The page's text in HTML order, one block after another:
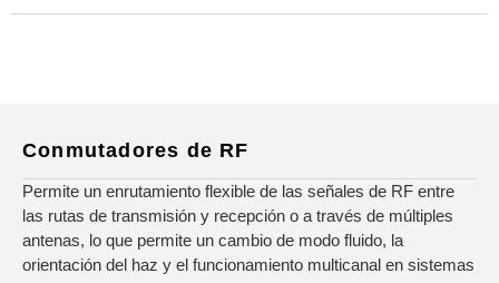
Conmutadores de RF
Permite un enrutamiento flexible de las señales de RF entre
las rutas de transmisión y recepción o a través de múltiples
antenas, lo que permite un cambio de modo fluido, la
orientación del haz y el funcionamiento multicanal en sistemas